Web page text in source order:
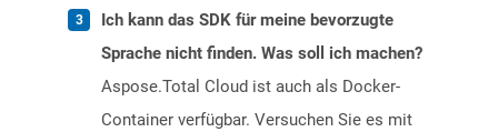
Ich kann das SDK für meine bevorzugte
Sprache nicht finden. Was soll ich machen?
Aspose.Total Cloud ist auch als Docker-
Container verfügbar. Versuchen Sie es mit